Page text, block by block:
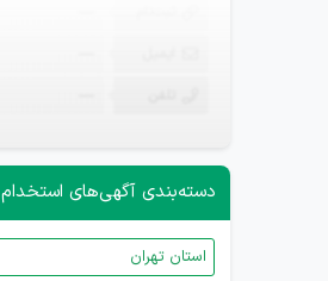
دسته‌بندی آگهی‌های استخدام
استان تهران